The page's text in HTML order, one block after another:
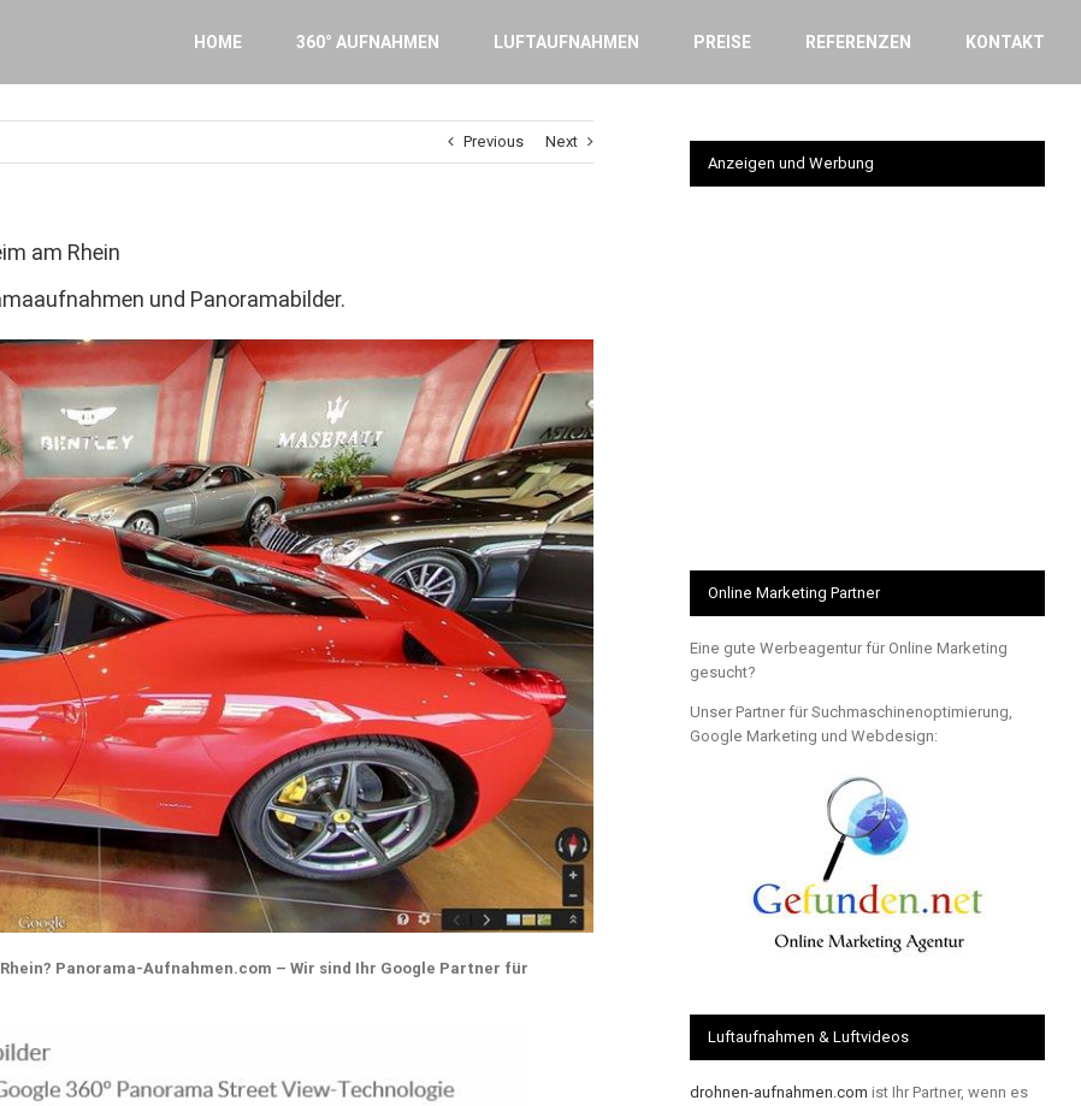
HOME 360° AUFNAHMEN LUFTAUFNAHMEN PREISE REFERENZEN KONTAKT
Previous Next
am Rhein
und Panoramabilder.
Panorama-Aufnahmen.com – Wir sind Ihr Google Partner für
Anzeigen und Werbung
Online Marketing Partner
Eine gute Werbeagentur für Online Marketing
gesucht?
Unser Partner für Suchmaschinenoptimierung,
Google Marketing und Webdesign:
Luftaufnahmen & Luftvideos
drohnen-aufnahmen.com ist Ihr Partner, wenn es